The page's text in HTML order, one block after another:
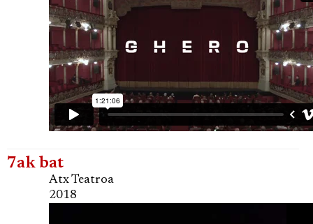
7ak bat
Atx Teatroa
2018